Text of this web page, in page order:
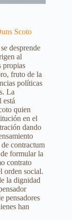
Scoto
desprende
al
propias
fruto de la
políticas
La
está
quien
en el
dando
contractum
formular la
contrato
orden social.
la dignidad
pensadores
han